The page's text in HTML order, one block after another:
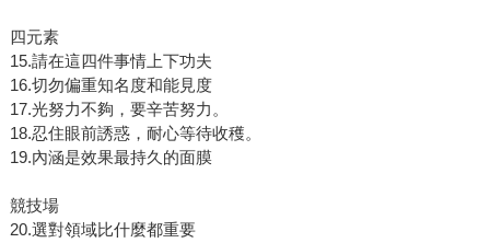
四元素
15.請在這四件事情上下功夫
16.切勿偏重知名度和能見度
17.光努力不夠，要辛苦努力。
18.忍住眼前誘惑，耐心等待收穫。
19.內涵是效果最持久的面膜
競技場
20.選對領域比什麼都重要